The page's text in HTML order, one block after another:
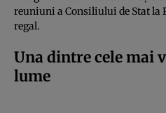
reuniuni a Consiliului de Stat la
regal.
Una dintre cele mai
lume